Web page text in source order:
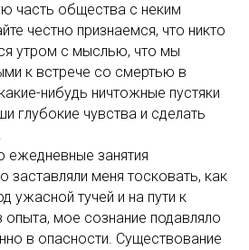
часть общества с неким
честно признаемся, что никто
утром с мыслью, что мы
к встрече со смертью в
нибудь ничтожные пустяки
глубокие чувства и сделать
ежедневные занятия
заставляли меня тосковать, как
ужасной тучей и на пути к
опыта, мое сознание подавляло
в опасности. Существование